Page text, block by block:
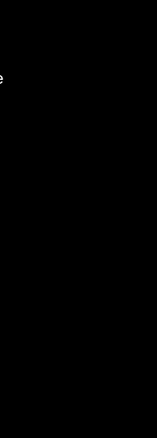
nicht nach Ost-
1989, drei
gab er wieder ein
der deutschen
ihre politischen
Für Wolf
Deutschland,
Stasi-Akte zu
„Lyriker" hatten die
und die
Umfeld zur
der DDR und die
Oktober bei
So schreibt er in
Gefühlen in
geben
einen Einblick
DDR und in die